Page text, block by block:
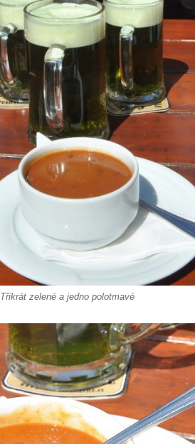
Třikrát zelené a jedno polotmavé